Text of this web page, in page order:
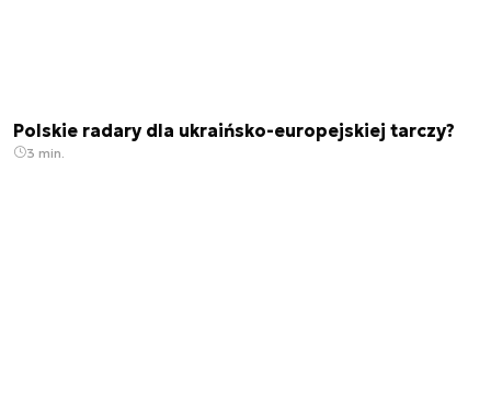
Polskie radary dla ukraińsko-europejskiej tarczy?
3 min.